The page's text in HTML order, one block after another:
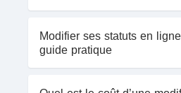
Modifier ses statuts en
guide pratique